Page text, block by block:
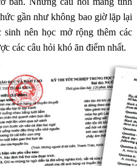
gần như không bao giờ lặp lại
nên học mở rộng thêm các
các câu hỏi khó ăn điểm nhất.